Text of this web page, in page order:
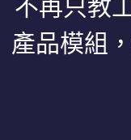
不再只教
產品模組